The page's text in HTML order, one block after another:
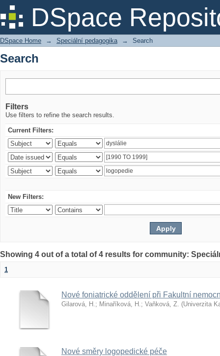
DSpace
Search
DSpace Home → Speciální pedagogika → Search
Search
Filters
Use filters to refine the search results.
Current Filters:
New Filters:
Showing 4 out of a total of 4 results for community:
1
Nové foniatrické oddělení při Fakultní
Gilarová, H.; Minaříková, H.; Vaňková, Z. (Univerzita
Nové směry logopedické péče